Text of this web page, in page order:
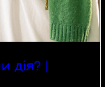
дія? |